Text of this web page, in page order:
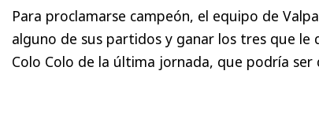
Para proclamarse campeón, el equipo de
alguno de sus partidos y ganar los tres que le
Colo Colo de la última jornada, que podría ser